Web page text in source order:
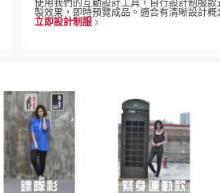
使用我們的互動設計工具，自行設計制服款
製效果，即時預覽成品。適合有清晰設計概
立即設計制服